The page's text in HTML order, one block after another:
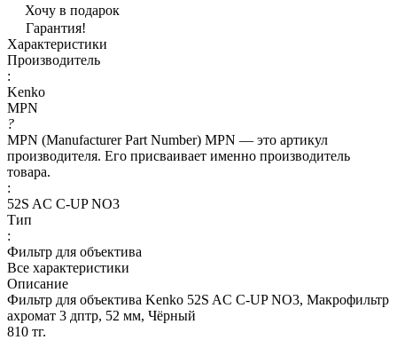
Хочу в подарок
Гарантия!
Характеристики
Производитель
:
Kenko
MPN
?
MPN (Manufacturer Part Number) MPN — это артикул
производителя. Его присваивает именно производитель
товара.
:
52S AC C-UP NO3
Тип
:
Фильтр для объектива
Все характеристики
Описание
Фильтр для объектива Kenko 52S AC C-UP NO3, Макрофильтр
ахромат 3 дптр, 52 мм, Чёрный
810 тг.